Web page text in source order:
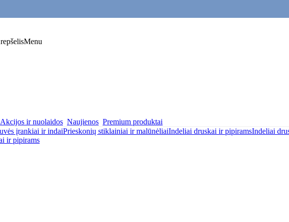
Menu
Akcijos ir nuolaidos Naujienos Premium produktai
įrankiai ir indaiPrieskonių stiklainiai ir malūnėliaiIndeliai druskai ir pipiramsIndeliai
ir pipirams